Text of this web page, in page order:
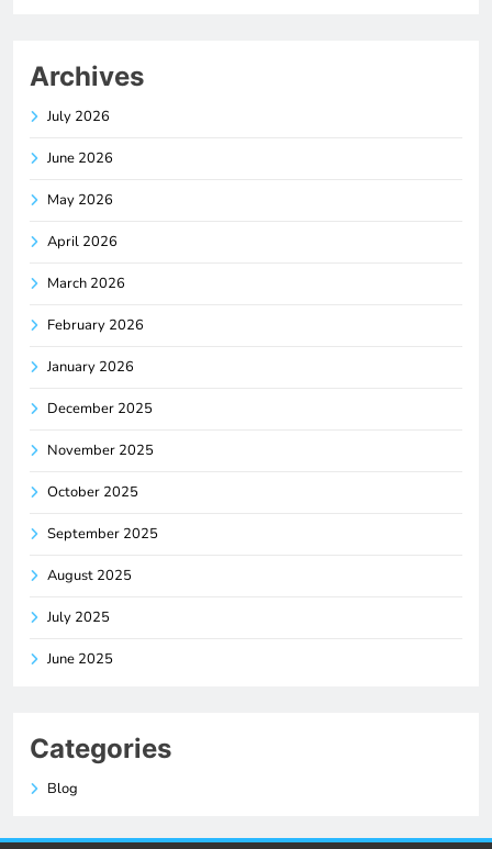
Archives
July 2026
June 2026
May 2026
April 2026
March 2026
February 2026
January 2026
December 2025
November 2025
October 2025
September 2025
August 2025
July 2025
June 2025
Categories
Blog